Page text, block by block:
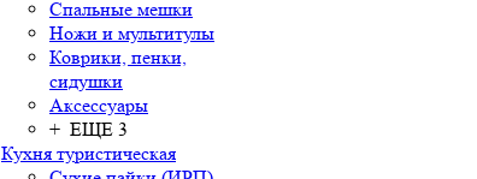
Спальные мешки
Ножи и мультитулы
Коврики, пенки,
сидушки
Аксессуары
+ ЕЩЕ 3
Кухня туристическая